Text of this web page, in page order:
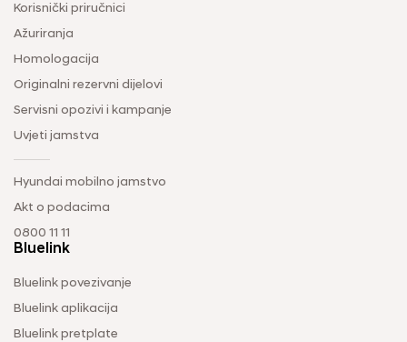
Korisnički priručnici
Ažuriranja
Homologacija
Originalni rezervni dijelovi
Servisni opozivi i kampanje
Uvjeti jamstva
Hyundai mobilno jamstvo
Akt o podacima
0800 11 11
Bluelink
Bluelink povezivanje
Bluelink aplikacija
Bluelink pretplate